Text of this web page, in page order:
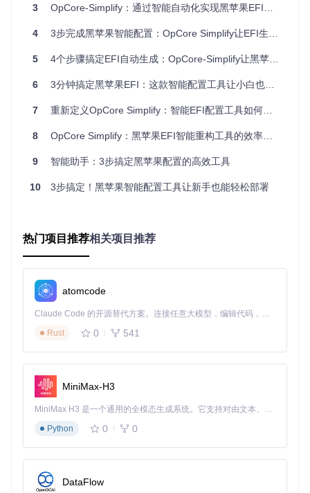
OpCore-Simplify的欢迎页面清晰展示了四步式操作流程，新
y能自动生成包含CPU代号、芯片组型号、显卡参数的硬件档
际硬件。
2. 动态兼容性分析
据硬件档案实时分析与各macOS版本的兼容性，不仅告诉
3. 全自动化配置生成
PI补丁、驱动选择、SMBIOS设置等，整个过程无需用户接触
任何代码。
实施路径：四阶段完成黑苹果配置
准备阶段：生成硬件档案 ⏳预计5分钟
在Windows系统中运行OpCore-Simplify，点击"Export Hardw
are Report"按钮，工具会自动采集电脑的硬件信息。Linux或
骤就像给医生提供病历，确保后续"诊断"准确无误。
硬件报告页面提供直观的生成和导入选项，绿色状态条清晰显
示报告验证结果，让用户确认硬件信息已正确采集
分析阶段：兼容性智能检测 ⏳预计3分钟
3 OpCore-Simplify：通过智能自动化实现黑苹果EFI构建的全流程解决方案
4 3步完成黑苹果智能配置：OpCore Simplify让EFI生成不再复杂
5 4个步骤搞定EFI自动生成：OpCore-Simplify让黑苹果新手告别配置烦恼
6 3分钟搞定黑苹果EFI：这款智能配置工具让小白也能变专家
7 重新定义OpCore Simplify：智能EFI配置工具如何破解黑苹果部署困境
8 OpCore Simplify：黑苹果EFI智能重构工具的效率革命
9 智能助手：3步搞定黑苹果配置的高效工具
10 3步搞定！黑苹果智能配置工具让新手也能轻松部署
热门项目推荐相关项目推荐
atomcode
Claude Code 的开源替代方案。连接任意大模型，编辑代码，运行命令，自动验证 — 全自动执行。用 Rust 构建，极致性能。 ｜ An open-source alternative to Claude Code. Connect any LLM, edit code, run commands, and verify changes — autonomously. Built in Rust for speed. Get Started
Rust
0 541
MiniMax-H3
MiniMax H3 是一个通用的全模态生成系统。它支持对由文本、图像、视频和音频组成的多模态上下文进行统一理解，并能生成分辨率高达 2K、时长可达 15 秒的带原生立体声音频的视频。得益于面向任务泛化的系统设计，H3 在预训练阶段就已具备广泛的多模态上下文理解与生成能力，能够出色地执行复杂的多模态指令。
Python
0 0
DataFlow